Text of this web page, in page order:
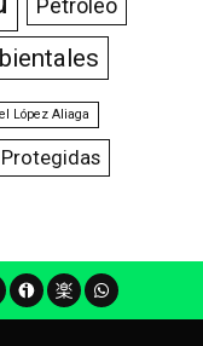
Petróleo
López Aliaga